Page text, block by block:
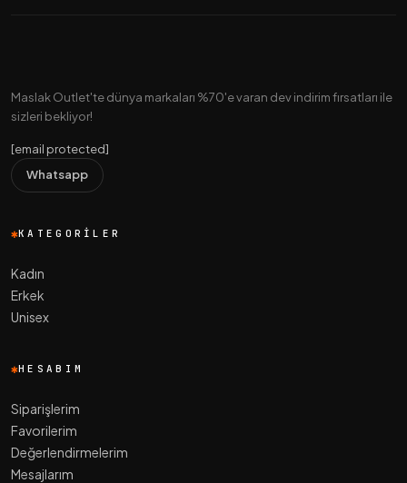
Maslak Outlet'te dünya markaları %70'e varan dev indirim fırsatları ile
sizleri bekliyor!
[email protected]
Whatsapp
KATEGORILER
Kadın
Erkek
Unisex
HESABIM
Siparişlerim
Favorilerim
Değerlendirmelerim
Mesajlarım